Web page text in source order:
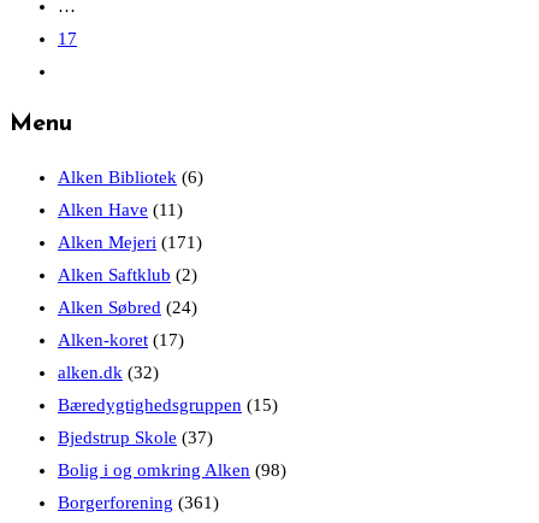
…
17
the
next
page
Menu
Alken Bibliotek (6)
Alken Have (11)
Alken Mejeri (171)
Alken Saftklub (2)
Alken Søbred (24)
Alken-koret (17)
alken.dk (32)
Bæredygtighedsgruppen (15)
Bjedstrup Skole (37)
Bolig i og omkring Alken (98)
Borgerforening (361)